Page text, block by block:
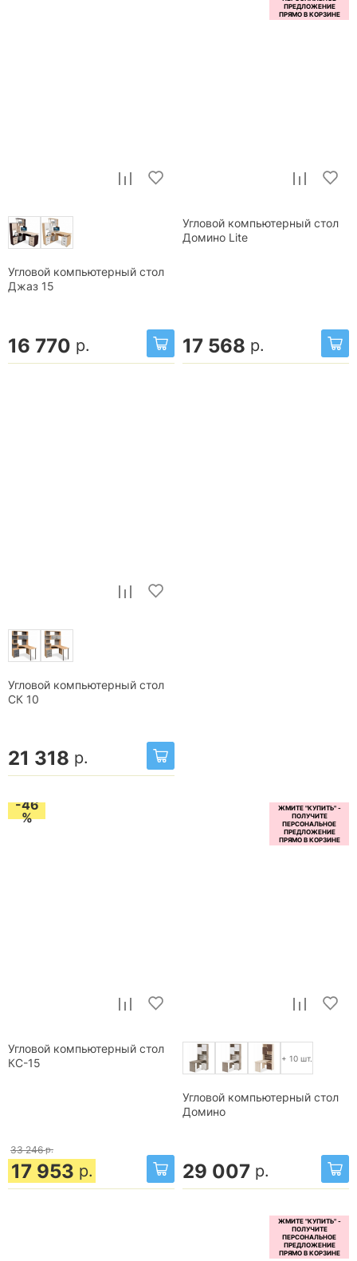
Угловой компьютерный стол
Джаз 15
16 770 р.
Угловой компьютерный стол
Домино Lite
17 568 р.
Угловой компьютерный стол
СК 10
21 318 р.
-46
%
Угловой компьютерный стол
КС-15
33 246 р.
17 953 р.
+ 10 шт.
Угловой компьютерный стол
Домино
29 007 р.